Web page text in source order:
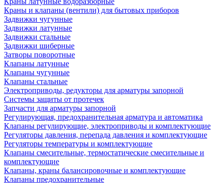
Краны и клапаны (вентили) для бытовых приборов
Задвижки чугунные
Задвижки латунные
Задвижки стальные
Задвижки шиберные
Затворы поворотные
Клапаны латунные
Клапаны чугунные
Клапаны стальные
Электроприводы, редукторы для арматуры запорной
Системы защиты от протечек
Запчасти для арматуры запорной
Регулирующая, предохранительная арматура и автоматика
Клапаны регулирующие, электроприводы и комплектующие
Регуляторы давления, перепада давления и комплектующие
Регуляторы температуры и комплектующие
Клапаны смесительные, термостатические смесительные и
комплектующие
Клапаны, краны балансировочные и комплектующие
Клапаны предохранительные